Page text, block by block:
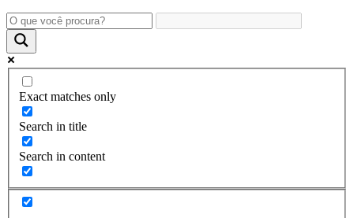
Exact matches only
Search in title
Search in content